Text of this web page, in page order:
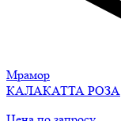
Мрамор
КАЛАКАТТА РОЗА